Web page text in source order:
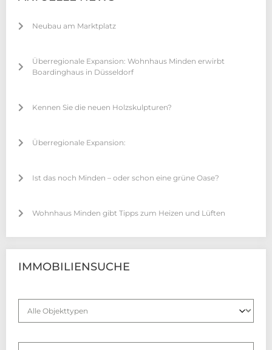
Neubau am Marktplatz
Überregionale Expansion: Wohnhaus Minden erwirbt
Boardinghaus in Düsseldorf
Kennen Sie die neuen Holzskulpturen?
Überregionale Expansion:
Ist das noch Minden – oder schon eine grüne Oase?
Wohnhaus Minden gibt Tipps zum Heizen und Lüften
IMMOBILIENSUCHE